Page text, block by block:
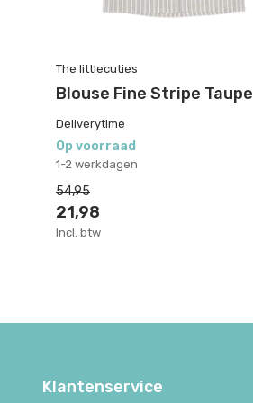
The littlecuties
Blouse Fine Stripe Taupe
Deliverytime
Op voorraad
1-2 werkdagen
54,95
21,98
Incl. btw
Klantenservice